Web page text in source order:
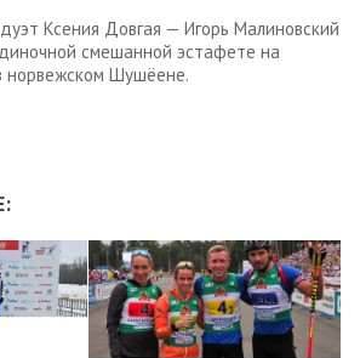
Ксения Довгая — Игорь Малиновский
смешанной эстафете на
норвежском Шушёене.